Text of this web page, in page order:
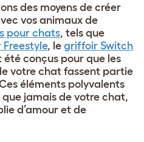
des moyens de créer
vos animaux de
pour chats, tels que
, le griffoir Switch
été conçus pour que les
votre chat fassent partie
éléments polyvalents
jamais de votre chat,
d’amour et de